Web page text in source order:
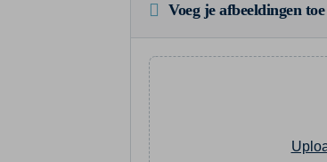
Voeg je afbeeldingen